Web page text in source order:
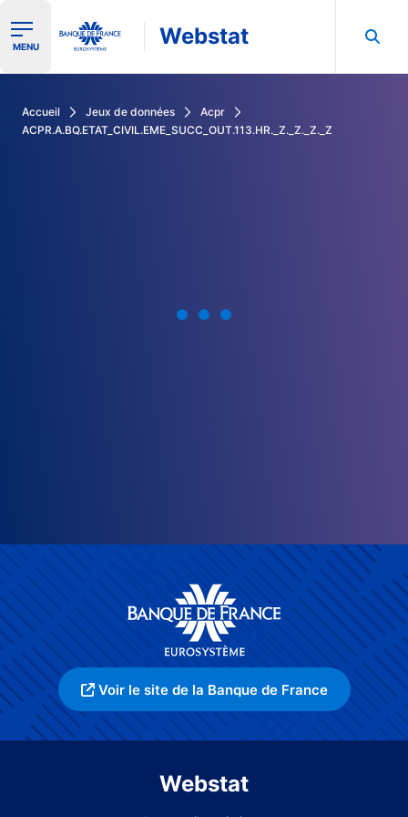
Ouvrir le menu de navigation
MENU Webstat
Accueil Jeux de données
Acpr
ACPR.A.BQ.ETAT_CIVIL.EME_SUCC_OUT.113.HR._Z._Z._Z._Z
Voir le site de la Banque de France
Webstat